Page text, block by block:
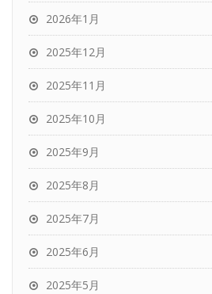
2026年1月
2025年12月
2025年11月
2025年10月
2025年9月
2025年8月
2025年7月
2025年6月
2025年5月